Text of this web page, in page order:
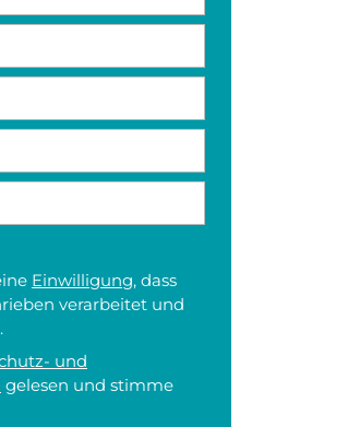
Einwilligung, dass
verarbeitet und
und
gelesen und stimme